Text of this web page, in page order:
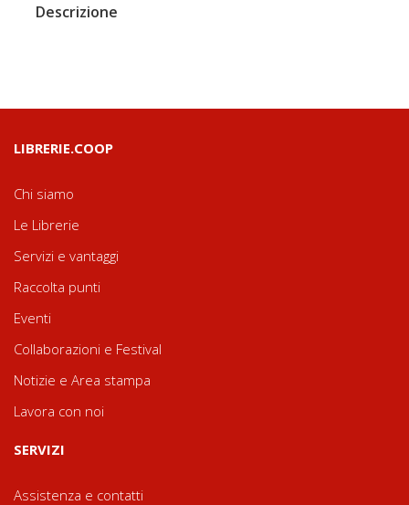
Descrizione
LIBRERIE.COOP
Chi siamo
Le Librerie
Servizi e vantaggi
Raccolta punti
Eventi
Collaborazioni e Festival
Notizie e Area stampa
Lavora con noi
SERVIZI
Assistenza e contatti